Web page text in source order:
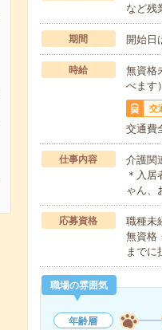
など
期間 開始
時給
無資格
べます
交
交通費
仕事内容
介護関
＊入
ゃん、
応募資格
職種未
無資格
までに
職場の雰囲気
年齢層